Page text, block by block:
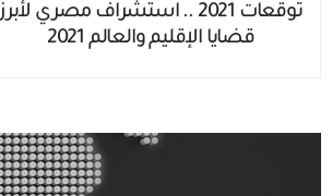
توقعات 2021 .. استشراف مصري لأبرز
قضايا الإقليم والعالم 2021